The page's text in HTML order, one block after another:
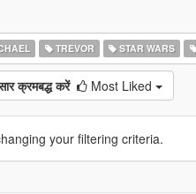
TREVOR STAR WARS
क्रमबद्ध करें Most Liked
your filtering criteria.